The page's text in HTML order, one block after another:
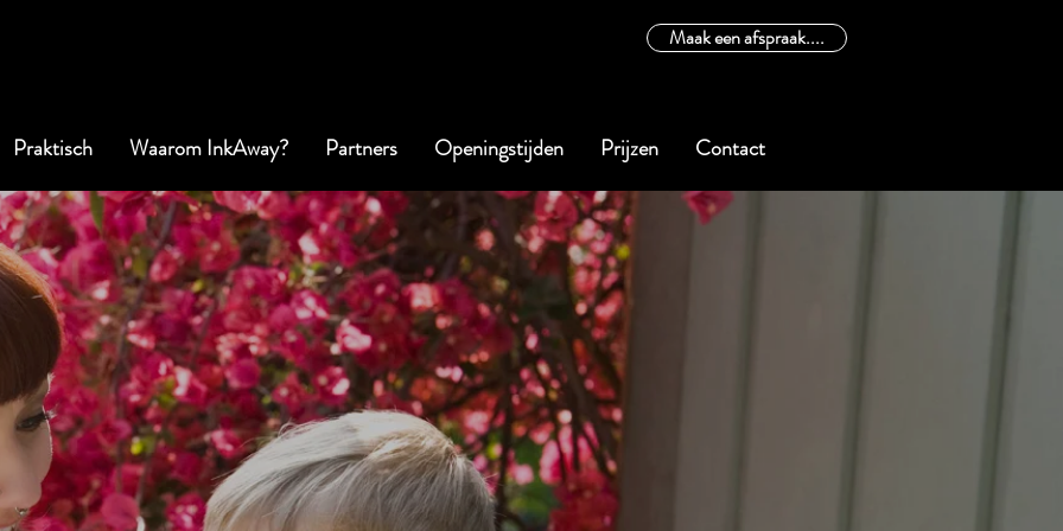
Praktisch Waarom InkAway? Partners Openingstijden Prijzen Contact
Maak een afspraak....